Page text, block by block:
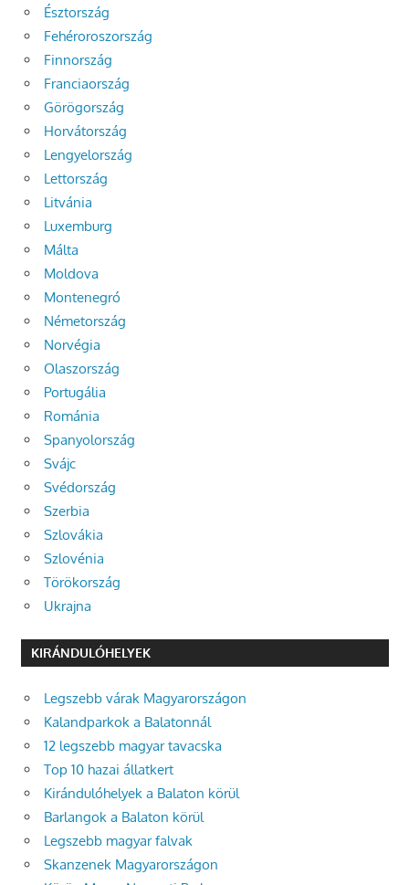
Észtország
Fehéroroszország
Finnország
Franciaország
Görögország
Horvátország
Lengyelország
Lettország
Litvánia
Luxemburg
Málta
Moldova
Montenegró
Németország
Norvégia
Olaszország
Portugália
Románia
Spanyolország
Svájc
Svédország
Szerbia
Szlovákia
Szlovénia
Törökország
Ukrajna
KIRÁNDULÓHELYEK
Legszebb várak Magyarországon
Kalandparkok a Balatonnál
12 legszebb magyar tavacska
Top 10 hazai állatkert
Kirándulóhelyek a Balaton körül
Barlangok a Balaton körül
Legszebb magyar falvak
Skanzenek Magyarországon